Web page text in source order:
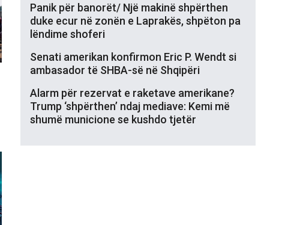
Panik për banorët/ Një makinë shpërthen
duke ecur në zonën e Laprakës, shpëton pa
lëndime shoferi
Senati amerikan konfirmon Eric P. Wendt si
ambasador të SHBA-së në Shqipëri
Alarm për rezervat e raketave amerikane?
Trump ‘shpërthen’ ndaj mediave: Kemi më
shumë municione se kushdo tjetër